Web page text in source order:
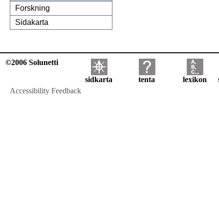
Forskning
Sidakarta
©2006 Solunetti
sidkarta tenta lexikon
Accessibility Feedback